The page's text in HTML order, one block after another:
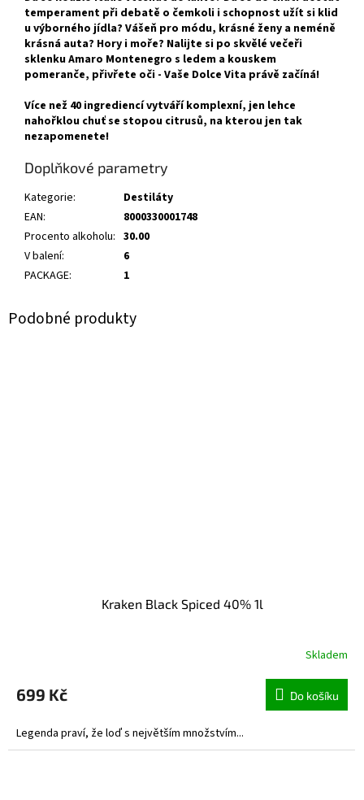
temperament při debatě o čemkoli i schopnost užít si klid
u výborného jídla? Vášeň pro módu, krásné ženy a neméně
krásná auta? Hory i moře? Nalijte si po skvělé večeři
sklenku Amaro Montenegro s ledem a kouskem
pomeranče, přivřete oči - Vaše Dolce Vita právě začíná!
Více než 40 ingrediencí vytváří komplexní, jen lehce
nahořklou chuť se stopou citrusů, na kterou jen tak
nezapomenete!
Doplňkové parametry
Kategorie:
Destiláty
EAN:
8000330001748
Procento alkoholu: 30.00
V balení:
6
PACKAGE: 1
Kraken Black Spiced 40% 1l
Skladem
699 Kč Do košíku
Legenda praví, že loď s největším množstvím...